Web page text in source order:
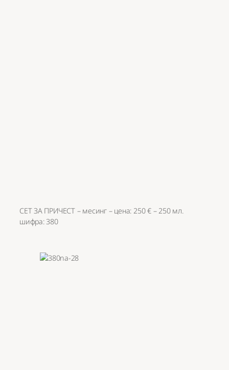
СЕТ ЗА ПРИЧЕСТ – месинг – цена: 250 € – 250 мл.
шифра: 380